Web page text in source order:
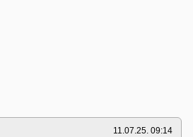
11.07.25. 09:14